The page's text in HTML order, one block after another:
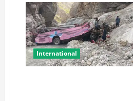
यूक्रेन
युद्ध:
NATO
समिट
से
पहले
कीव
पर
बड़ा
International